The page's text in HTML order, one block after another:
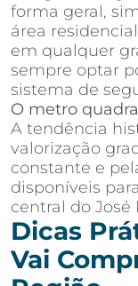
forma geral,
área
em qualquer
sempre optar
sistema de
O metro
A tendência
valorização
constante e
disponíveis
central do José
Dicas
Vai